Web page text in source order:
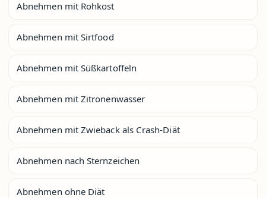
Abnehmen mit Rohkost
Abnehmen mit Sirtfood
Abnehmen mit Süßkartoffeln
Abnehmen mit Zitronenwasser
Abnehmen mit Zwieback als Crash-Diät
Abnehmen nach Sternzeichen
Abnehmen ohne Diät